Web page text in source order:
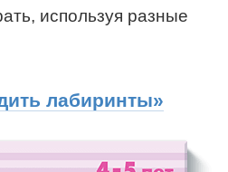
используя разные
лабиринты»